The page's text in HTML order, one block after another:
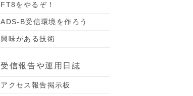
FT8をやるぞ！
ADS-B受信環境を作ろう
興味がある技術
受信報告や運用日誌
アクセス報告掲示板